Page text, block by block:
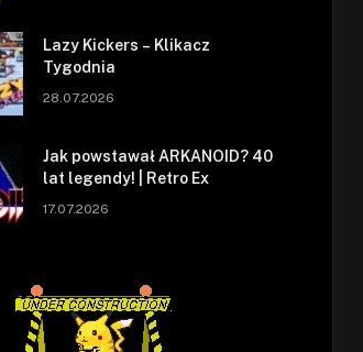
Lazy Kickers – Klikacz
Tygodnia
28.07.2026
Jak powstawał ARKANOID? 40
lat legendy! | Retro Ex
17.07.2026